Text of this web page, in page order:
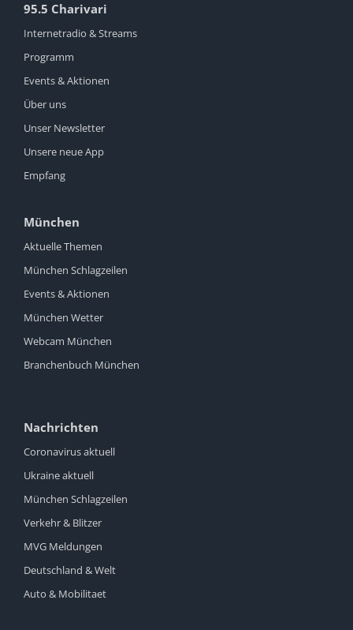
95.5 Charivari
Internetradio & Streams
Programm
Events & Aktionen
Über uns
Unser Newsletter
Unsere neue App
Empfang
München
Aktuelle Themen
München Schlagzeilen
Events & Aktionen
München Wetter
Webcam München
Branchenbuch München
Nachrichten
Coronavirus aktuell
Ukraine aktuell
München Schlagzeilen
Verkehr & Blitzer
MVG Meldungen
Deutschland & Welt
Auto & Mobilitaet